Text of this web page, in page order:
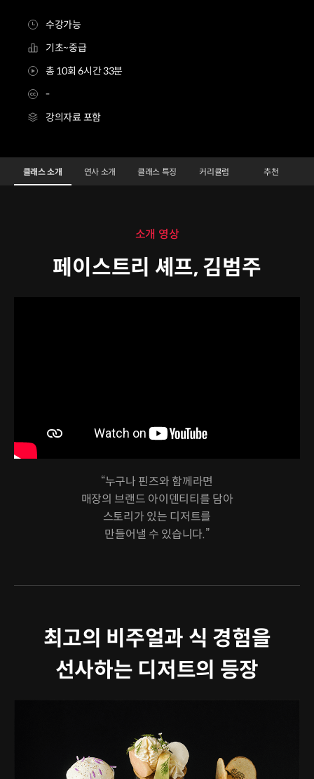
수강가능
기초~중급
총 10회 6시간 33분
-
강의자료 포함
페이스트리셰프 김범주 Details
Configuration Information Shortcuts
클래스 소개 연사 소개 클래스 특징 커리큘럼 추천
소개 영상
페이스트리 셰프, 김범주
“누구나 핀즈와 함께라면
매장의 브랜드 아이덴티티를 담아
스토리가 있는 디저트를
만들어낼 수 있습니다.”
최고의 비주얼과 식 경험을
선사하는 디저트의 등장